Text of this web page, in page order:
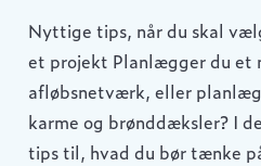
Nyttige tips, når du skal
et projekt Planlægger du et
afløbsnetværk, eller
karme og brønddæksler? I
tips til, hvad du bør tænke